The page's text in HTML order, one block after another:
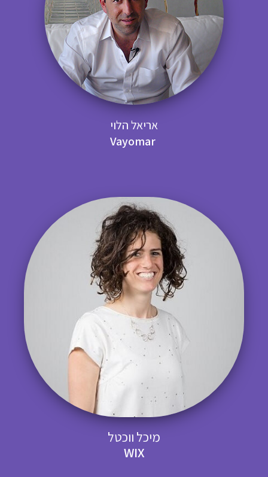
אריאל הלוי
Vayomar
מיכל ווכטל
WIX